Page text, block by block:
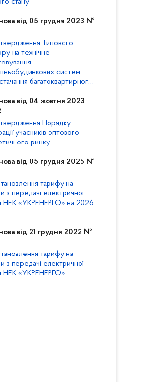
стану
від 05 грудня 2023 №
Типового
на технічне
систем
багатоквартирного
газорозподільних систем
від 04 жовтня 2023
Порядку
учасників оптового
ринку
від 05 грудня 2025 №
тарифу на
з передачі електричної
НЕК «УКРЕНЕРГО» на 2026
від 21 грудня 2022 №
тарифу на
з передачі електричної
НЕК «УКРЕНЕРГО»